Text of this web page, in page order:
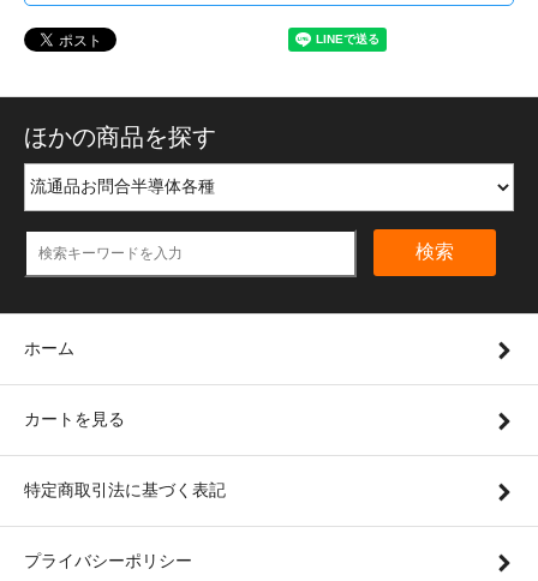
ほかの商品を探す
検索
ホーム
カートを見る
特定商取引法に基づく表記
プライバシーポリシー